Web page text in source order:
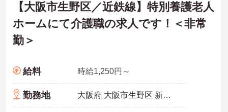
【大阪市生野区／近鉄線】特別養護老人
ホームにて介護職の求人です！＜非常
勤＞
給料 時給1,250円～
勤務地 大阪府 大阪市生野区 新今里4丁目11番17号